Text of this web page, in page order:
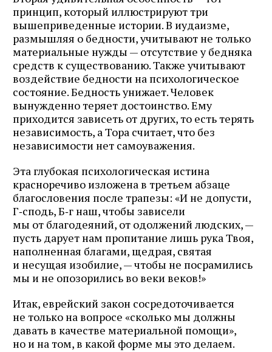
принцип, который иллюстрируют три
вышеприведенные истории. В иудаизме,
размышляя о бедности, учитывают не только
материальные нужды — отсутствие у бедняка
средств к существованию. Также учитывают
воздействие бедности на психологическое
состояние. Бедность унижает. Человек
вынужденно теряет достоинство. Ему
приходится зависеть от других, то есть терять
независимость, а Тора считает, что без
независимости нет самоуважения.
Эта глубокая психологическая истина
красноречиво изложена в третьем абзаце
благословения после трапезы: «И не допусти,
Г‑сподь, Б‑г наш, чтобы зависели
мы от благодеяний, от одолжений людских, —
пусть дарует нам пропитание лишь рука Твоя,
наполненная благами, щедрая, святая
и несущая изобилие, — чтобы не посрамились
мы и не опозорились во веки веков!»
Итак, еврейский закон сосредоточивается
не только на вопросе «сколько мы должны
давать в качестве материальной помощи»,
но и на том, в какой форме мы это делаем.